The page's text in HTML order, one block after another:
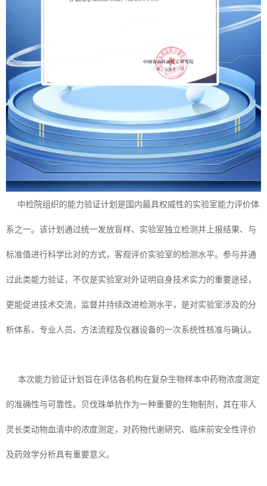
中检院组织的能力验证计划是国内最具权威性的实验室能力评价体
系之一。该计划通过统一发放盲样、实验室独立检测并上报结果、与
标准值进行科学比对的方式，客观评价实验室的检测水平。参与并通
过此类能力验证，不仅是实验室对外证明自身技术实力的重要途径，
更能促进技术交流，监督并持续改进检测水平，是对实验室涉及的分
析体系、专业人员、方法流程及仪器设备的一次系统性核准与确认。
本次能力验证计划旨在评估各机构在复杂生物样本中药物浓度测定
的准确性与可靠性。贝伐珠单抗作为一种重要的生物制剂，其在非人
灵长类动物血清中的浓度测定，对药物代谢研究、临床前安全性评价
及药效学分析具有重要意义。